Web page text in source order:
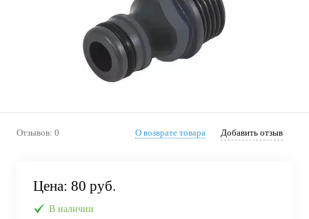
Отзывов: 0 О возврате товара Добавить отзыв
Цена: 80 руб.
В наличии